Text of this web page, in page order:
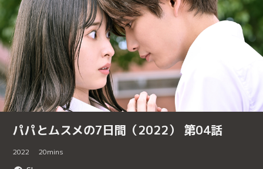
パパとムスメの7日間（2022） 第04話
2022 20mins